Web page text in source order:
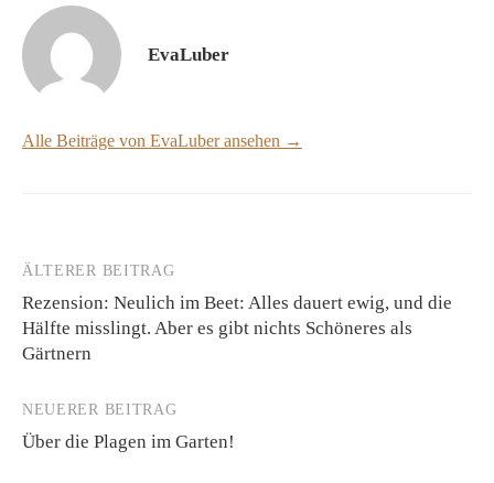
EvaLuber
Alle Beiträge von EvaLuber ansehen →
Beitrags-
Navigation
ÄLTERER BEITRAG
Rezension: Neulich im Beet: Alles dauert ewig, und die
Hälfte misslingt. Aber es gibt nichts Schöneres als
Gärtnern
NEUERER BEITRAG
Über die Plagen im Garten!